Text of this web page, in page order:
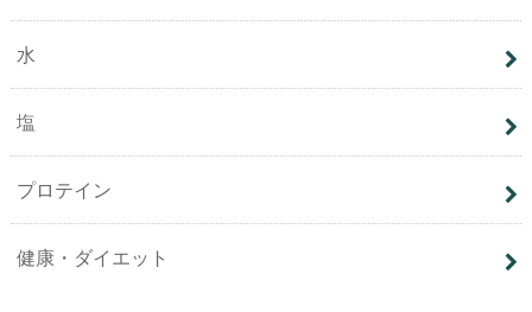
水
塩
プロテイン
健康・ダイエット